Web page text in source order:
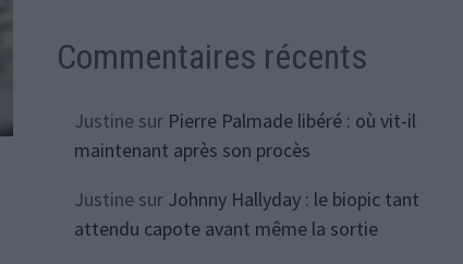
Commentaires récents
Justinesur Pierre Palmade libéré : où vit-il
maintenant après son procès
Justinesur Johnny Hallyday : le biopic tant
attendu capote avant même la sortie